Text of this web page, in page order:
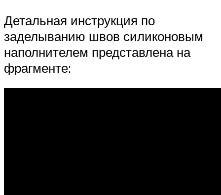
Детальная инструкция по
заделыванию швов силиконовым
наполнителем представлена на
фрагменте: